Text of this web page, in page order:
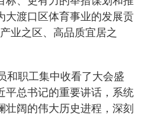
大渡口区体育事业的发展贡
业之区、高品质宜居之
职工集中收看了大会盛
平总书记的重要讲话，系统
壮阔的伟大历史进程，深刻